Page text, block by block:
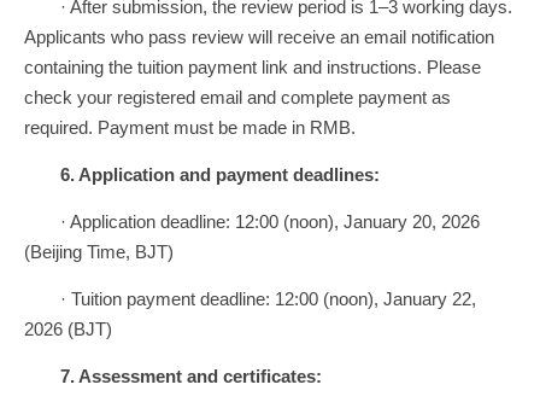
· After submission, the review period is 1–3 working days.
Applicants who pass review will receive an email notification
containing the tuition payment link and instructions. Please
check your registered email and complete payment as
required. Payment must be made in RMB.
6. Application and payment deadlines:
· Application deadline: 12:00 (noon), January 20, 2026
(Beijing Time, BJT)
· Tuition payment deadline: 12:00 (noon), January 22,
2026 (BJT)
7. Assessment and certificates: